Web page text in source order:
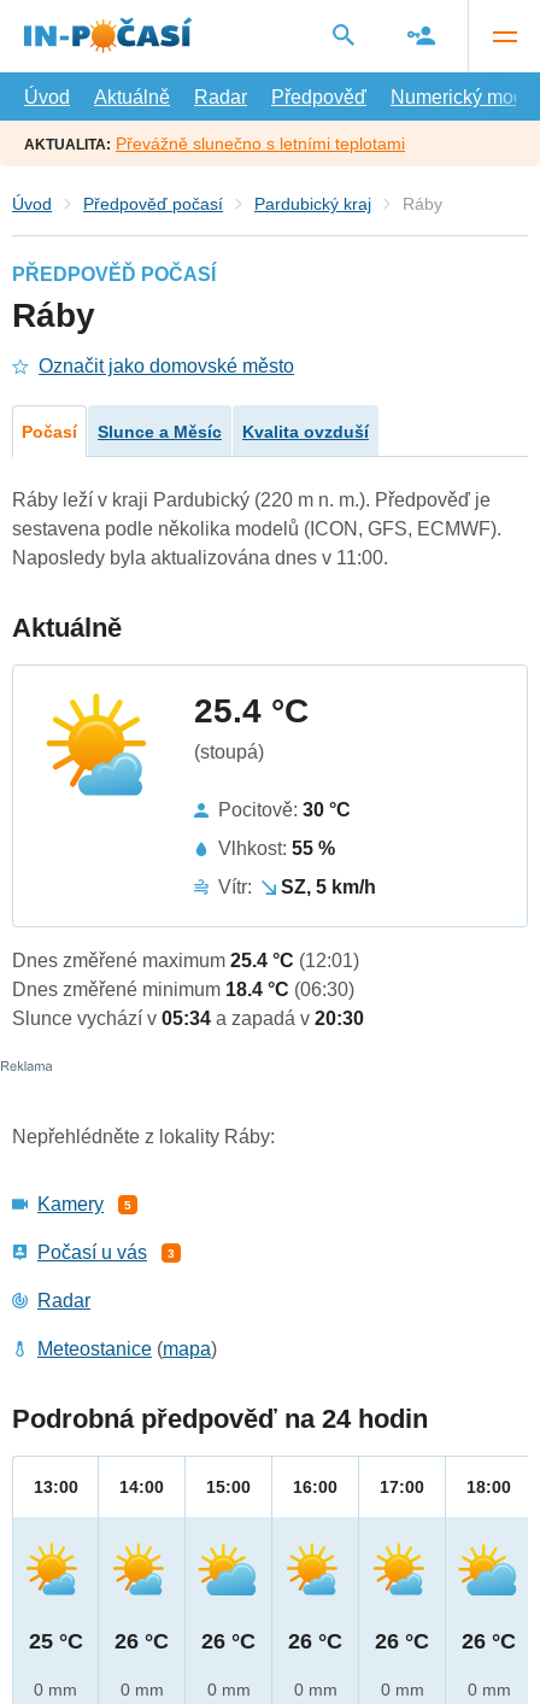
hlavní
Úvod
Aktuálně Radar Předpověď Numerický model
AKTUALITA: Převážně slunečno s letními teplotami
Úvod Předpověď počasí Pardubický kraj Ráby
PŘEDPOVĚĎ POČASÍ
Ráby
Označit jako domovské město
Počasí Slunce a Měsíc Kvalita ovzduší
Ráby leží v kraji Pardubický (220 m n. m.). Předpověď je
sestavena podle několika modelů (ICON, GFS, ECMWF).
Naposledy byla aktualizována dnes v 11:00.
Aktuálně
25.4 °C
(stoupá)
Pocitově: 30 °C
Vlhkost: 55 %
Vítr:
SZ, 5 km/h
Dnes změřené maximum 25.4 °C (12:01)
Dnes změřené minimum 18.4 °C (06:30)
Slunce vychází v 05:34 a zapadá v 20:30
Nepřehlédněte z lokality Ráby:
Kamery 5
Počasí u vás 3
Radar
Meteostanice (mapa)
Podrobná předpověď na 24 hodin
13:00
25 °C
0 mm
14:00
26 °C
0 mm
15:00
26 °C
0 mm
16:00
26 °C
0 mm
17:00
26 °C
0 mm
18:00
26 °C
0 mm